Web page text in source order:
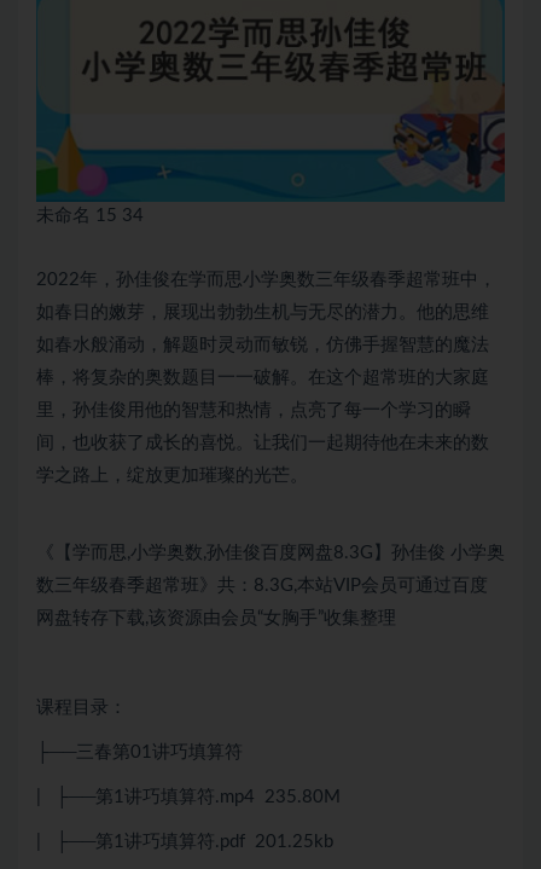
未命名 15 34
2022年，孙佳俊在学而思 小学奥数三年级春季超常班中，
如春日的嫩芽，展现出勃勃生机与无尽的潜力。他的思维
如春水般涌动，解题时灵动而敏锐，仿佛手握智慧的魔法
棒，将复杂的奥数题目一一破解。在这个超常班的大家庭
里，孙佳俊用他的智慧和热情，点亮了每一个学习的瞬
间，也收获了成长的喜悦。让我们一起期待他在未来的数
学之路上，绽放更加璀璨的光芒。
《【学而思,小学奥数,孙佳俊百度网盘8.3G】孙佳俊 小学奥
数三年级春季超常班》共：8.3G,本站VIP会员可通过百度
网盘转存下载,该资源由会员“女胸手”收集整理
课程目录：
├──三春第01讲巧填算符
| ├──第1讲巧填算符.mp4 235.80M
| ├──第1讲巧填算符.pdf 201.25kb